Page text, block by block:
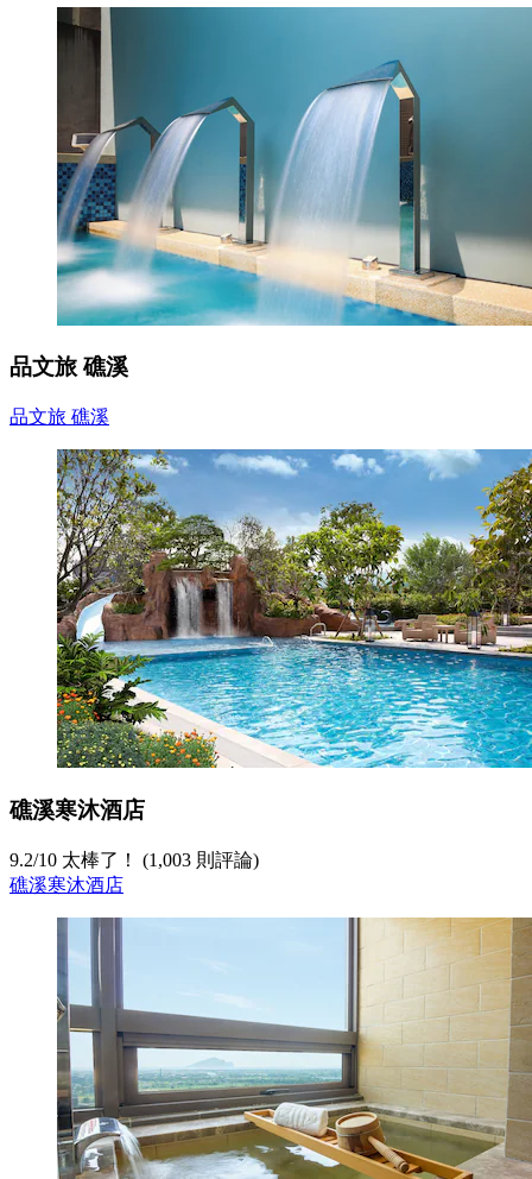
品文旅 礁溪
品文旅 礁溪
礁溪寒沐酒店
9.2/10 太棒了！ (1,003 則評論)
礁溪寒沐酒店